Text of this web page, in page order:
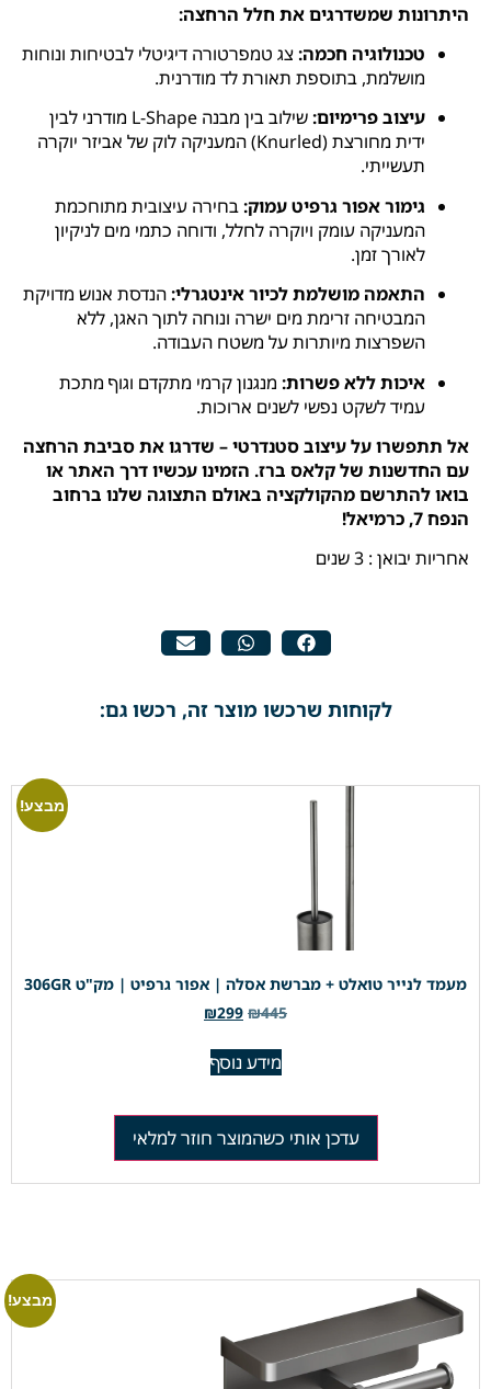
היתרונות שמשדרגים את חלל הרחצה:
טכנולוגיה חכמה:צג טמפרטורה דיגיטלי לבטיחות ונוחות
מושלמת, בתוספת תאורת לד מודרנית.
עיצוב פרימיום:
שילוב בין מבנה L-Shape מודרני לבין
ידית מחורצת (Knurled) המעניקה לוק של אביזר יוקרה
תעשייתי.
גימור אפור גרפיט עמוק:בחירה עיצובית מתוחכמת
המעניקה עומק ויוקרה לחלל, ודוחה כתמי מים לניקיון
לאורך זמן.
התאמה מושלמת לכיור אינטגרלי:הנדסת אנוש מדויקת
המבטיחה זרימת מים ישרה ונוחה לתוך האגן, ללא
השפרצות מיותרות על משטח העבודה.
איכות ללא פשרות: מנגנון קרמי מתקדם וגוף מתכת
עמיד לשקט נפשי לשנים ארוכות.
אל תתפשרו על עיצוב סטנדרטי – שדרגו את סביבת הרחצה
עם החדשנות של קלאס ברז. הזמינו עכשיו דרך האתר או
בואו להתרשם מהקולקציה באולם התצוגה שלנו ברחוב
הנפח 7, כרמיאל!
אחריות יבואן : 3 שנים
לקוחות שרכשו מוצר זה, רכשו גם:
מבצע!
מעמד לנייר טואלט + מברשת אסלה | אפור גרפיט | מק"ט 306GR
₪445
₪299
מידע נוסף
עדכן אותי כשהמוצר חוזר למלאי
מבצע!